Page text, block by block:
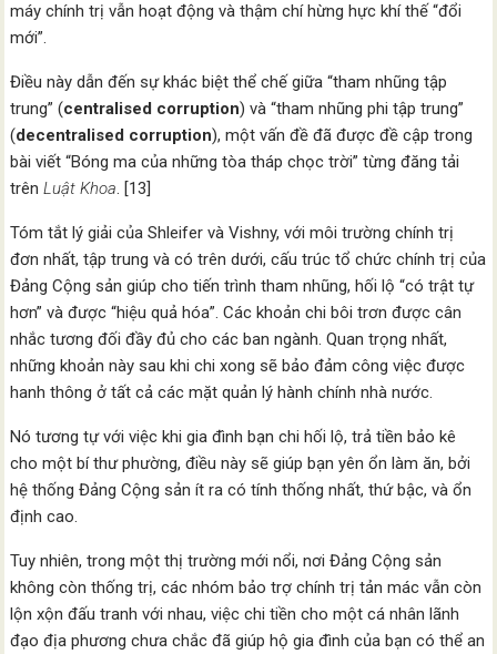
máy chính trị vẫn hoạt động và thậm chí hừng hực khí thế “đổi
mới”.
Điều này dẫn đến sự khác biệt thể chế giữa “tham nhũng tập
trung” (centralised corruption) và “tham nhũng phi tập trung”
(decentralised corruption), một vấn đề đã được đề cập trong
bài viết “Bóng ma của những tòa tháp chọc trời” từng đăng tải
trênLuật Khoa. [13]
Tóm tắt lý giải của Shleifer và Vishny, với môi trường chính trị
đơn nhất, tập trung và có trên dưới, cấu trúc tổ chức chính trị của
Đảng Cộng sản giúp cho tiến trình tham nhũng, hối lộ “có trật tự
hơn” và được “hiệu quả hóa”. Các khoản chi bôi trơn được cân
nhắc tương đối đầy đủ cho các ban ngành. Quan trọng nhất,
những khoản này sau khi chi xong sẽ bảo đảm công việc được
hanh thông ở tất cả các mặt quản lý hành chính nhà nước.
Nó tương tự với việc khi gia đình bạn chi hối lộ, trả tiền bảo kê
cho một bí thư phường, điều này sẽ giúp bạn yên ổn làm ăn, bởi
hệ thống Đảng Cộng sản ít ra có tính thống nhất, thứ bậc, và ổn
định cao.
Tuy nhiên, trong một thị trường mới nổi, nơi Đảng Cộng sản
không còn thống trị, các nhóm bảo trợ chính trị tản mác vẫn còn
lộn xộn đấu tranh với nhau, việc chi tiền cho một cá nhân lãnh
đạo địa phương chưa chắc đã giúp hộ gia đình của bạn có thể an